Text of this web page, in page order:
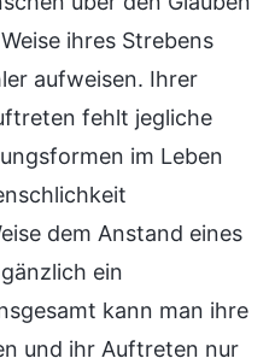
ihres Strebens
aufweisen. Ihrer
fehlt jegliche
im Leben
dem Anstand eines
ein
kann man ihre
und ihr Auftreten nur